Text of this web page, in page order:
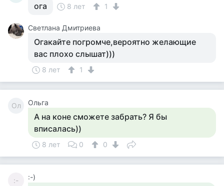
ога 8 лет 1
Светлана Дмитриева
Огакайте погромче,вероятно желающие
вас плохо слышат)))
8 лет 1
Ол Ольга
А на коне сможете забрать? Я бы
вписалась))
8 лет 0 0
:- :-)